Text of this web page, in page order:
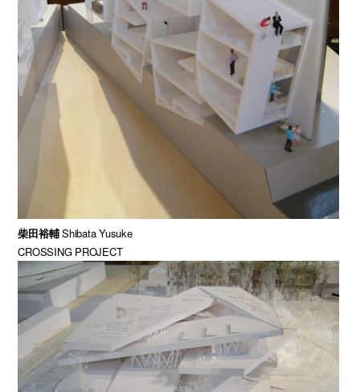
柴田裕輔Shibata Yusuke
CROSSING PROJECT